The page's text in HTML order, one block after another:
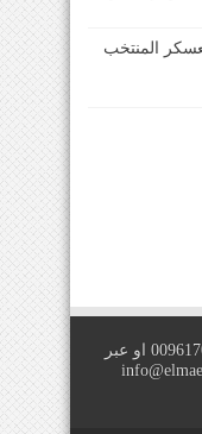
المنتخب
للتواصل معنا عبر الهاتف 0096170950660 او عبر